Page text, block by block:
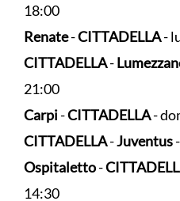
18:00
Renate-CITTADELLA-
CITTADELLA-
21:00
Carpi-CITTADELLA-
CITTADELLA-Juventus
Ospitaletto-
14:30